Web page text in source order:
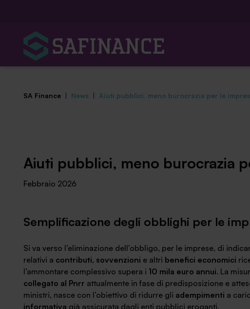
News ed eventi
SA Finance | News | Aiuti pubblici, meno burocrazia per le
Aiuti pubblici, meno burocrazia
Febbraio 2026
Semplificazione degli obblighi per le
Si va verso l’eliminazione dell’obbligo, per le imprese, di
relativi a contributi, sovvenzioni e altri benefici economici
l’ammontare complessivo supera i 10 mila euro annui. La
collegato al Pnrr attualmente in fase di predisposizione e
ministri, nasce con l’obiettivo di ridurre gli adempimenti a
informativa già assicurata dagli enti pubblici eroganti.